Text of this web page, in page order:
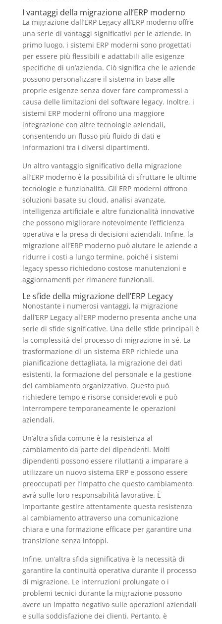
I vantaggi della migrazione all’ERP moderno
La migrazione dall’ERP Legacy all’ERP moderno offre
una serie di vantaggi significativi per le aziende. In
primo luogo, i sistemi ERP moderni sono progettati
per essere più flessibili e adattabili alle esigenze
specifiche di un’azienda. Ciò significa che le aziende
possono personalizzare il sistema in base alle
proprie esigenze senza dover fare compromessi a
causa delle limitazioni del software legacy. Inoltre, i
sistemi ERP moderni offrono una maggiore
integrazione con altre tecnologie aziendali,
consentendo un flusso più fluido di dati e
informazioni tra i diversi dipartimenti.
Un altro vantaggio significativo della migrazione
all’ERP moderno è la possibilità di sfruttare le ultime
tecnologie e funzionalità. Gli ERP moderni offrono
soluzioni basate su cloud, analisi avanzate,
intelligenza artificiale e altre funzionalità innovative
che possono migliorare notevolmente l’efficienza
operativa e la presa di decisioni aziendali. Infine, la
migrazione all’ERP moderno può aiutare le aziende a
ridurre i costi a lungo termine, poiché i sistemi
legacy spesso richiedono costose manutenzioni e
aggiornamenti per rimanere funzionali.
Le sfide della migrazione dell’ERP Legacy
Nonostante i numerosi vantaggi, la migrazione
dall’ERP Legacy all’ERP moderno presenta anche una
serie di sfide significative. Una delle sfide principali è
la complessità del processo di migrazione in sé. La
trasformazione di un sistema ERP richiede una
pianificazione dettagliata, la migrazione dei dati
esistenti, la formazione del personale e la gestione
del cambiamento organizzativo. Questo può
richiedere tempo e risorse considerevoli e può
interrompere temporaneamente le operazioni
aziendali.
Un’altra sfida comune è la resistenza al
cambiamento da parte dei dipendenti. Molti
dipendenti possono essere riluttanti a imparare a
utilizzare un nuovo sistema ERP e possono essere
preoccupati per l’impatto che questo cambiamento
avrà sulle loro responsabilità lavorative. È
importante gestire attentamente questa resistenza
al cambiamento attraverso una comunicazione
chiara e una formazione efficace per garantire una
transizione senza intoppi.
Infine, un’altra sfida significativa è la necessità di
garantire la continuità operativa durante il processo
di migrazione. Le interruzioni prolungate o i
problemi tecnici durante la migrazione possono
avere un impatto negativo sulle operazioni aziendali
e sulla soddisfazione dei clienti. Pertanto, è